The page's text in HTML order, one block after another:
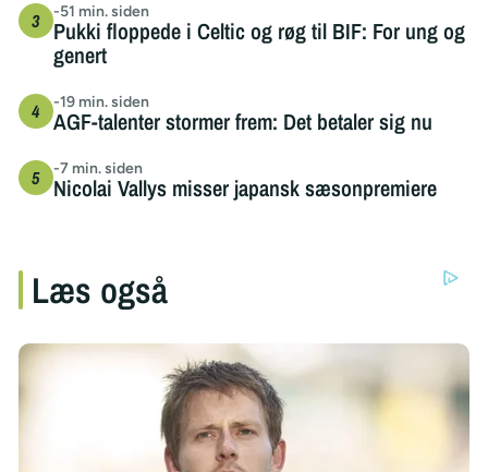
-51 min. siden
Pukki floppede i Celtic og røg til BIF: For ung og
genert
-19 min. siden
AGF-talenter stormer frem: Det betaler sig nu
-7 min. siden
Nicolai Vallys misser japansk sæsonpremiere